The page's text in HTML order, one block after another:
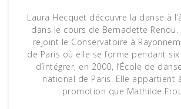
Laura Hecquet découvre la danse à
dans le cours de Bernadette Renou.
rejoint le Conservatoire à
de Paris où elle se forme pendant
d’intégrer, en 2000, l’École de
national de Paris. Elle appartient
promotion que Mathilde